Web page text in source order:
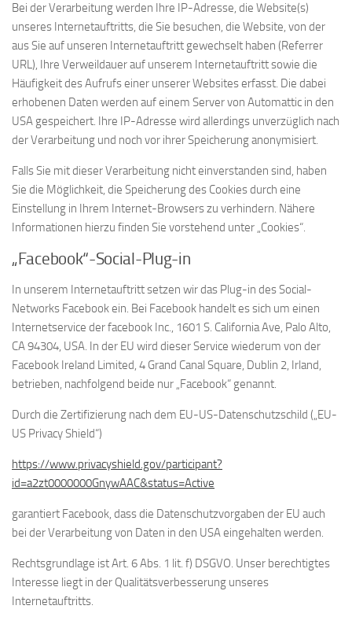
Bei der Verarbeitung werden Ihre IP-Adresse, die Website(s)
unseres Internetauftritts, die Sie besuchen, die Website, von der
aus Sie auf unseren Internetauftritt gewechselt haben (Referrer
URL), Ihre Verweildauer auf unserem Internetauftritt sowie die
Häufigkeit des Aufrufs einer unserer Websites erfasst. Die dabei
erhobenen Daten werden auf einem Server von Automattic in den
USA gespeichert. Ihre IP-Adresse wird allerdings unverzüglich nach
der Verarbeitung und noch vor ihrer Speicherung anonymisiert.
Falls Sie mit dieser Verarbeitung nicht einverstanden sind, haben
Sie die Möglichkeit, die Speicherung des Cookies durch eine
Einstellung in Ihrem Internet-Browsers zu verhindern. Nähere
Informationen hierzu finden Sie vorstehend unter „Cookies“.
„Facebook“-Social-Plug-in
In unserem Internetauftritt setzen wir das Plug-in des Social-
Networks Facebook ein. Bei Facebook handelt es sich um einen
Internetservice der facebook Inc., 1601 S. California Ave, Palo Alto,
CA 94304, USA. In der EU wird dieser Service wiederum von der
Facebook Ireland Limited, 4 Grand Canal Square, Dublin 2, Irland,
betrieben, nachfolgend beide nur „Facebook“ genannt.
Durch die Zertifizierung nach dem EU-US-Datenschutzschild („EU-
US Privacy Shield“)
https://www.privacyshield.gov/participant?
id=a2zt0000000GnywAAC&status=Active
garantiert Facebook, dass die Datenschutzvorgaben der EU auch
bei der Verarbeitung von Daten in den USA eingehalten werden.
Rechtsgrundlage ist Art. 6 Abs. 1 lit. f) DSGVO. Unser berechtigtes
Interesse liegt in der Qualitätsverbesserung unseres
Internetauftritts.